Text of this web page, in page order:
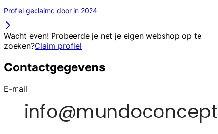
Profiel geclaimd door in 2024
Wacht even! Probeerde je net je eigen webshop op te
zoeken?Claim profiel
Contactgegevens
E-mail